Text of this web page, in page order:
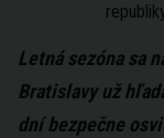
Letná sezóna sa
Bratislavy už
dní bezpečne